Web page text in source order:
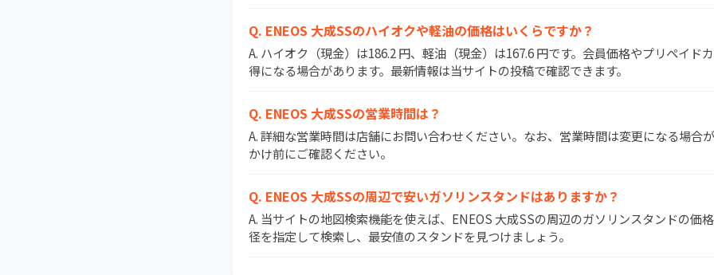
Q. ENEOS 大成SSのハイオクや軽油の価格はいくらですか？
A. ハイオク（現金）は186.2 円、軽油（現金）は167.6 円です。会員価格やプリペイド
得になる場合があります。最新情報は当サイトの投稿で確認できます。
Q. ENEOS 大成SSの営業時間は？
A. 詳細な営業時間は店舗にお問い合わせください。なお、営業時間は変更になる場合
かけ前にご確認ください。
Q. ENEOS 大成SSの周辺で安いガソリンスタンドはありますか？
A. 当サイトの地図検索機能を使えば、ENEOS 大成SSの周辺のガソリンスタンドの価
径を指定して検索し、最安値のスタンドを見つけましょう。